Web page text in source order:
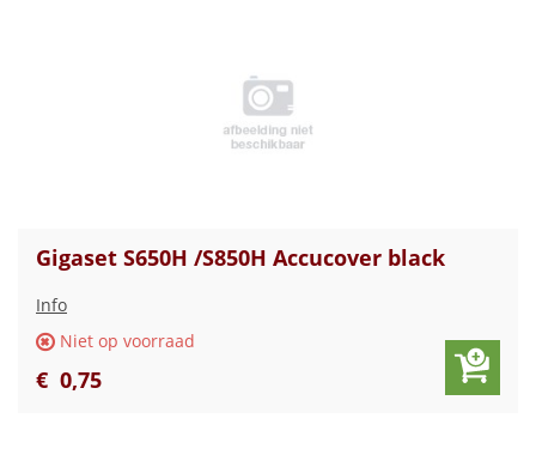
Gigaset S650H /S850H Accucover black
Info
Niet op voorraad
€ 0,75